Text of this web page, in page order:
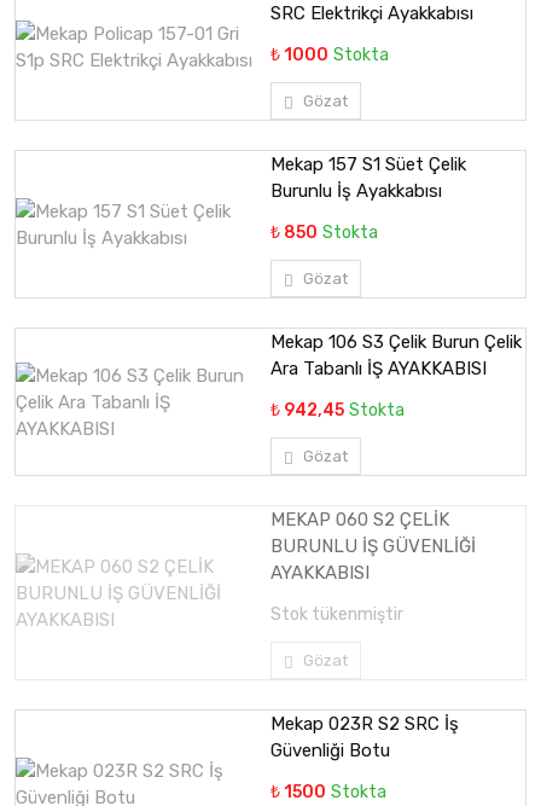
SRC Elektrikçi Ayakkabısı
₺ 1000 Stokta
Gözat
Mekap 157 S1 Süet Çelik
Burunlu İş Ayakkabısı
₺ 850 Stokta
Gözat
Mekap 106 S3 Çelik Burun Çelik
Ara Tabanlı İŞ AYAKKABISI
₺ 942,45 Stokta
Gözat
MEKAP 060 S2 ÇELİK
BURUNLU İŞ GÜVENLİĞİ
AYAKKABISI
Stok tükenmiştir
Gözat
Mekap 023R S2 SRC İş
Güvenliği Botu
₺ 1500 Stokta